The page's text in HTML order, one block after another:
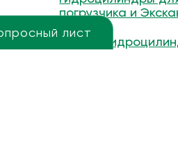
лист
погрузчика и
Другие